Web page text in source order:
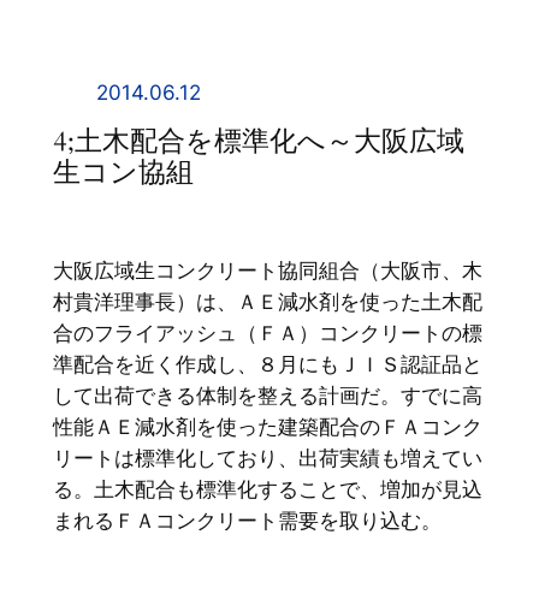
2014.06.12
4;土木配合を標準化へ～大阪広域
生コン協組
大阪広域生コンクリート協同組合（大阪市、木
村貴洋理事長）は、ＡＥ減水剤を使った土木配
合のフライアッシュ（ＦＡ）コンクリートの標
準配合を近く作成し、８月にもＪＩＳ認証品と
して出荷できる体制を整える計画だ。すでに高
性能ＡＥ減水剤を使った建築配合のＦＡコンク
リートは標準化しており、出荷実績も増えてい
る。土木配合も標準化することで、増加が見込
まれるＦＡコンクリート需要を取り込む。